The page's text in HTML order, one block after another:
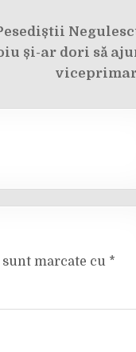
și-ar dori să
marcate cu *